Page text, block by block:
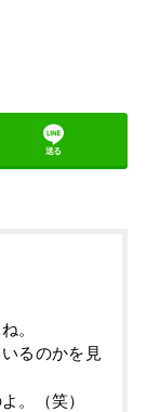
送る
。
るのかを見
。（笑）